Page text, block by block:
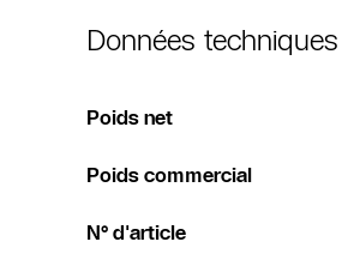
Données techniques
Poids net
Poids commercial
N° d'article